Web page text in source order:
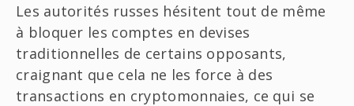
Les autorités russes hésitent tout de même
à bloquer les comptes en devises
traditionnelles de certains opposants,
craignant que cela ne les force à des
transactions en cryptomonnaies, ce qui se